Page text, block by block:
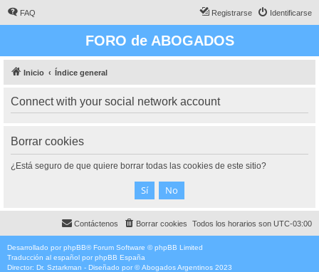
FAQ Identificarse
Registrarse
FORO de ABOGADOS
Inicio Índice general
Connect with your social network account
Borrar cookies
¿Está seguro de que quiere borrar todas las cookies de este sitio?
Todos los horarios son UTC-03:00
Borrar cookies
Contáctenos
Desarrollado por phpBB® Forum Software © phpBB Limited
Traducción al español por phpBB España
Director: Dr. Sztarkman - Diseñado por ©Abogados Argentinos 2023